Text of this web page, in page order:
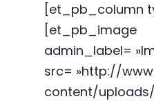
[et_pb_column
[et_pb_image
admin_label=
src= »http://
content/uploads/